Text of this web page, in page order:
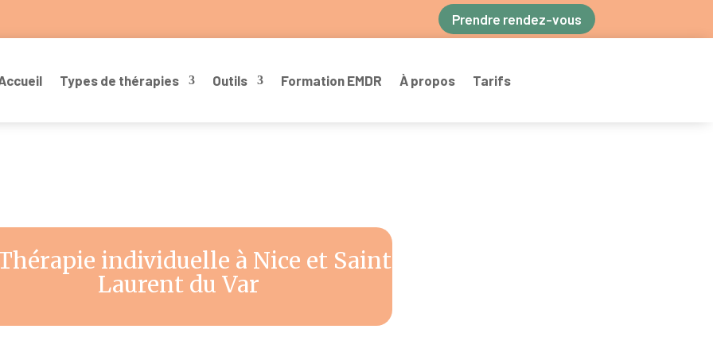
Prendre rendez-vous
Types de thérapies Outils Formation EMDR À propos Tarifs
individuelle à Nice et Saint
Laurent du Var